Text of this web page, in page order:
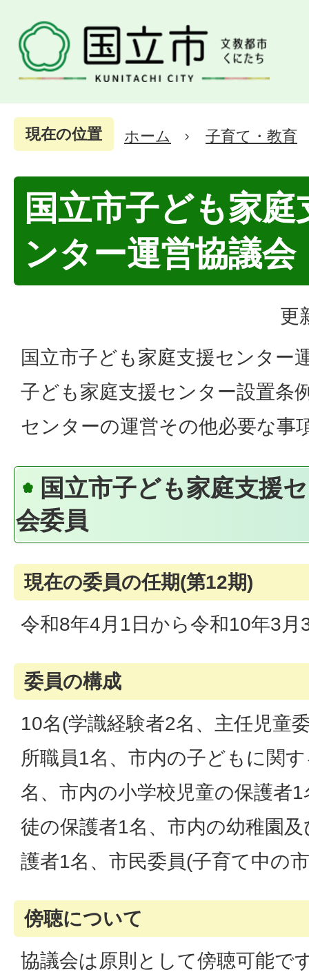
現在の位置 ホーム 子育て・教育
国立市子ども家庭
ンター運営協議会
更
国立市子ども家庭支援センター
子ども家庭支援センター設置条
センターの運営その他必要な事
国立市子ども家庭支援
会委員
現在の委員の任期(第12期)
令和8年4月1日から令和10年3月
委員の構成
10名(学識経験者2名、主任児童
所職員1名、市内の子どもに関
名、市内の小学校児童の保護者
徒の保護者1名、市内の幼稚園
護者1名、市民委員(子育て中の
傍聴について
協議会は原則として傍聴可能で